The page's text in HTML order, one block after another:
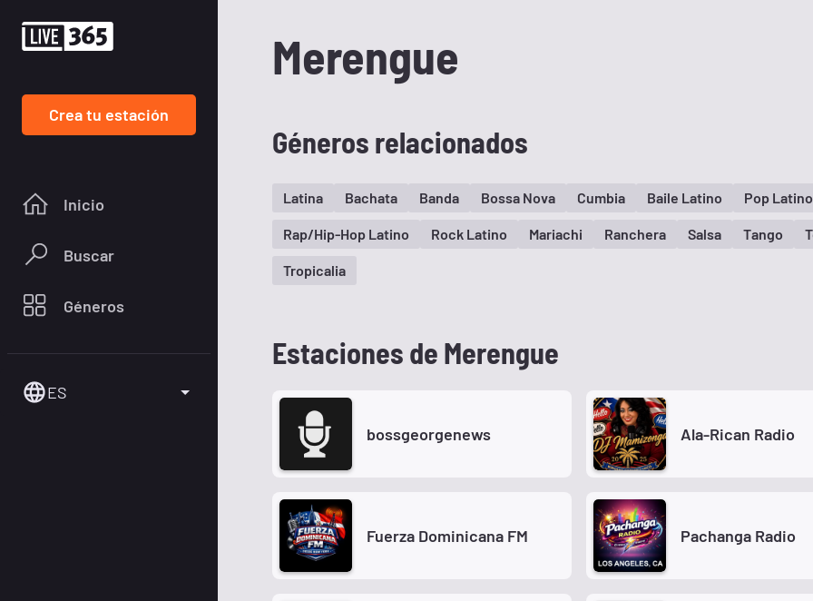
Crea tu estación
Inicio
Buscar
Géneros
ES
Merengue
Géneros relacionados
Latina Bachata Banda Bossa Nova Cumbia Baile Latino Pop Latino
Rap/Hip-Hop Latino Rock Latino Mariachi Ranchera Salsa Tango
Tropicalia
Estaciones de Merengue
bossgeorgenews Ala-Rican Radio
Fuerza Dominicana FM Pachanga Radio